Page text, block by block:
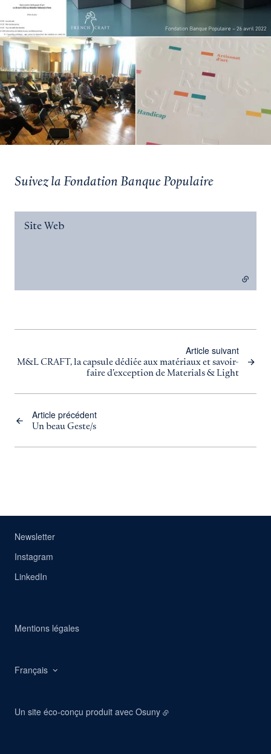
Suivez la Fondation Banque Populaire
Site Web
Article précédent
Un beau Geste/s
Article suivant
M&L CRAFT, la capsule dédiée aux matériaux et savoir-
faire d'exception de Materials & Light
Newsletter
Instagram
LinkedIn
Mentions légales
Français
Un site éco-conçu produit avec Osuny